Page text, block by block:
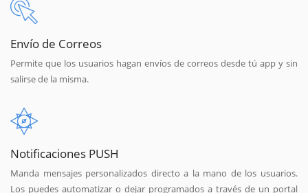
Envío de Correos
Permite que los usuarios hagan envíos de correos desde tú app y sin
salirse de la misma.
Notificaciones PUSH
Manda mensajes personalizados directo a la mano de los usuarios.
Los puedes automatizar o dejar programados a través de un portal